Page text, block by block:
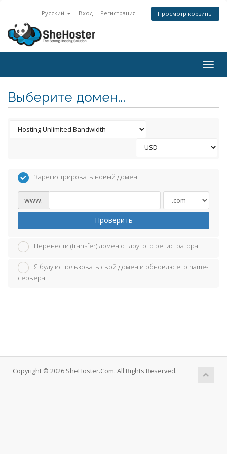
Русский Вход Регистрация Просмотр корзины
Выберите домен...
Зарегистрировать новый домен
www.
Проверить
Перенести (transfer) домен от другого регистратора
Я буду использовать свой домен и обновлю его name-
сервера
Copyright © 2026 SheHoster.Com. All Rights Reserved.